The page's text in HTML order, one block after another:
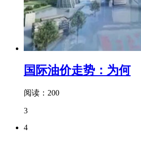
国际油价走势：为何
阅读：200
3
4